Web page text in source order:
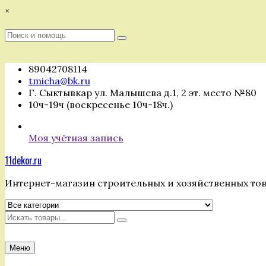
Перейти
содержимому
×
Поиск
Поиск
89042708114
tmicha@bk.ru
Г. Сыктывкар ул. Малышева д.1, 2 эт. место №80
10ч-19ч (воскресенье 10ч-18ч.)
Моя учётная запись
11dekor.ru
Интернет-магазин строительных и хозяйственных
Искать
Меню